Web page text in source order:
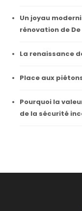
Un joyau
rénovation de
La renaissance
Place aux
Pourquoi la
de la sécurité